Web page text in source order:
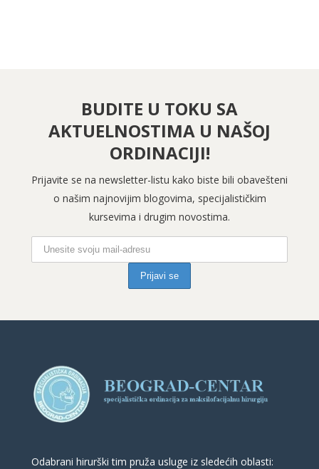
BUDITE U TOKU SA
AKTUELNOSTIMA U NAŠOJ
ORDINACIJI!
Prijavite se na newsletter-listu kako biste bili obavešteni
o našim najnovijim blogovima, specijalističkim
kursevima i drugim novostima.
Odabrani hirurški tim pruža usluge iz sledećih oblasti: